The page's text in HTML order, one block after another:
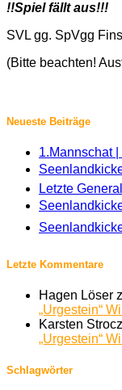
!!Spiel fällt aus!!!
SVL gg. SpVgg
(Bitte beachten!
Neueste Beiträge
1.Mannschat
Letzte
Letzte Kommentare
Hagen Löser
„Urgestein“
Karsten
„Urgestein“
Schlagwörter